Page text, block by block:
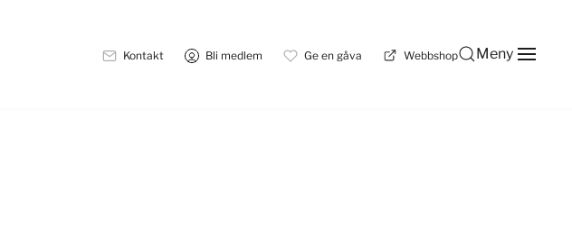
Kontakt Bli medlem Ge en gåva Webbshop Meny